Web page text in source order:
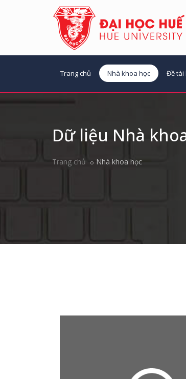
Trang chủ Nhà khoa học Đề tài
Dữ liệu Nhà
Trang chủ Nhà khoa học